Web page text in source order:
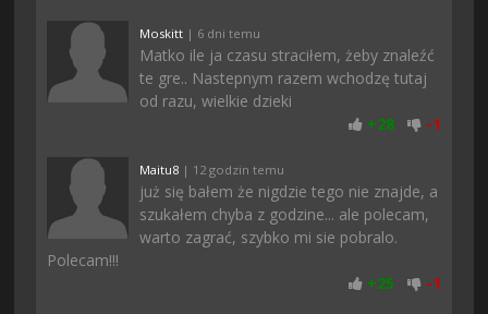
Moskitt | 6 dni temu
Matko ile ja czasu straciłem, żeby znaleźć
te gre.. Nastepnym razem wchodzę tutaj
od razu, wielkie dzieki
+28 -1
Maitu8 | 12 godzin temu
już się bałem że nigdzie tego nie znajde, a
szukałem chyba z godzine... ale polecam,
warto zagrać, szybko mi sie pobralo.
Polecam!!!
+25 -1